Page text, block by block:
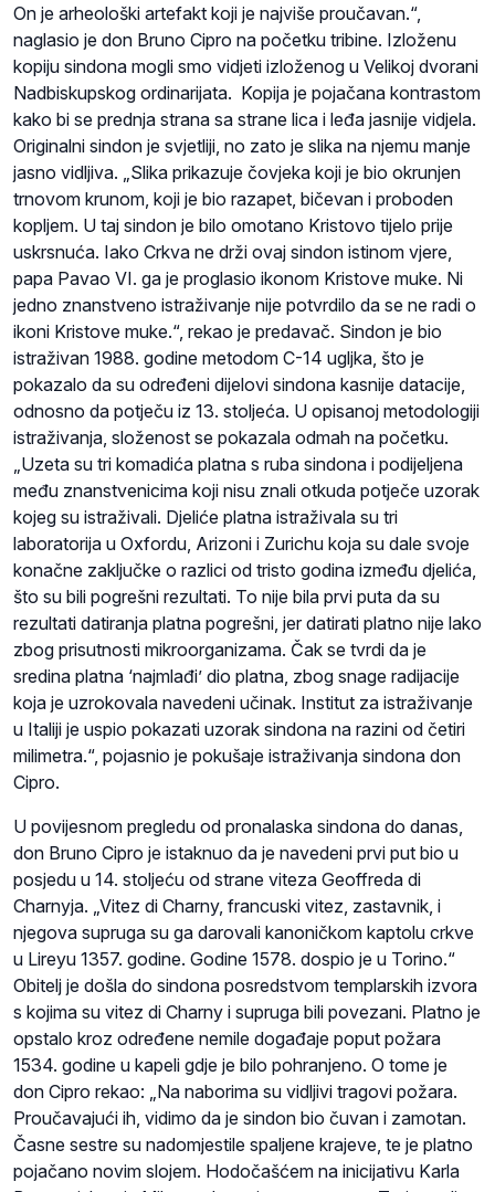
On je arheološki artefakt koji je najviše proučavan.“,
naglasio je don Bruno Cipro na početku tribine. Izloženu
kopiju sindona mogli smo vidjeti izloženog u Velikoj dvorani
Nadbiskupskog ordinarijata. Kopija je pojačana kontrastom
kako bi se prednja strana sa strane lica i leđa jasnije vidjela.
Originalni sindon je svjetliji, no zato je slika na njemu manje
jasno vidljiva. „Slika prikazuje čovjeka koji je bio okrunjen
trnovom krunom, koji je bio razapet, bičevan i proboden
kopljem. U taj sindon je bilo omotano Kristovo tijelo prije
uskrsnuća. Iako Crkva ne drži ovaj sindon istinom vjere,
papa Pavao VI. ga je proglasio ikonom Kristove muke. Ni
jedno znanstveno istraživanje nije potvrdilo da se ne radi o
ikoni Kristove muke.“, rekao je predavač. Sindon je bio
istraživan 1988. godine metodom C-14 ugljka, što je
pokazalo da su određeni dijelovi sindona kasnije datacije,
odnosno da potječu iz 13. stoljeća. U opisanoj metodologiji
istraživanja, složenost se pokazala odmah na početku.
„Uzeta su tri komadića platna s ruba sindona i podijeljena
među znanstvenicima koji nisu znali otkuda potječe uzorak
kojeg su istraživali. Djeliće platna istraživala su tri
laboratorija u Oxfordu, Arizoni i Zurichu koja su dale svoje
konačne zaključke o razlici od tristo godina između djelića,
što su bili pogrešni rezultati. To nije bila prvi puta da su
rezultati datiranja platna pogrešni, jer datirati platno nije lako
zbog prisutnosti mikroorganizama. Čak se tvrdi da je
sredina platna ‘najmlađi’ dio platna, zbog snage radijacije
koja je uzrokovala navedeni učinak. Institut za istraživanje
u Italiji je uspio pokazati uzorak sindona na razini od četiri
milimetra.“, pojasnio je pokušaje istraživanja sindona don
Cipro.
U povijesnom pregledu od pronalaska sindona do danas,
don Bruno Cipro je istaknuo da je navedeni prvi put bio u
posjedu u 14. stoljeću od strane viteza Geoffreda di
Charnyja. „Vitez di Charny, francuski vitez, zastavnik, i
njegova supruga su ga darovali kanoničkom kaptolu crkve
u Lireyu 1357. godine. Godine 1578. dospio je u Torino.“
Obitelj je došla do sindona posredstvom templarskih izvora
s kojima su vitez di Charny i supruga bili povezani. Platno je
opstalo kroz određene nemile događaje poput požara
1534. godine u kapeli gdje je bilo pohranjeno. O tome je
don Cipro rekao: „Na naborima su vidljivi tragovi požara.
Proučavajući ih, vidimo da je sindon bio čuvan i zamotan.
Časne sestre su nadomjestile spaljene krajeve, te je platno
pojačano novim slojem. Hodočašćem na inicijativu Karla